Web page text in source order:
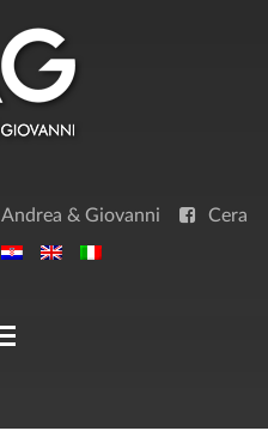
Andrea & Giovanni Cera